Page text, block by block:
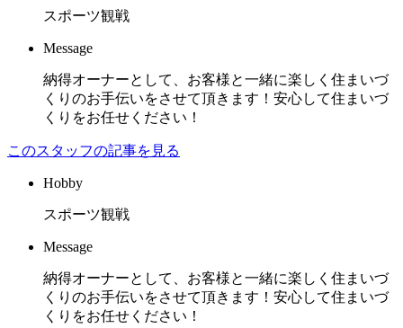
スポーツ観戦
Message
納得オーナーとして、お客様と一緒に楽しく住まいづ
くりのお手伝いをさせて頂きます！安心して住まいづ
くりをお任せください！
このスタッフの記事を見る
Hobby
スポーツ観戦
Message
納得オーナーとして、お客様と一緒に楽しく住まいづ
くりのお手伝いをさせて頂きます！安心して住まいづ
くりをお任せください！